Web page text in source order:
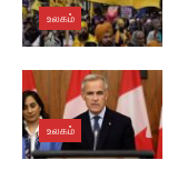
உலகம்
உலகம்